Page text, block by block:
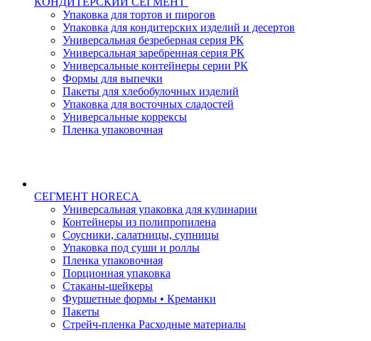
Упаковка для тортов и пирогов
Упаковка для кондитерских изделий и десертов
Универсальная безреберная серия РК
Универсальная заребренная серия РК
Универсальные контейнеры серии РК
Формы для выпечки
Пакеты для хлебобулочных изделий
Упаковка для восточных сладостей
Универсальные коррексы
Пленка упаковочная
СЕГМЕНТ HORECA
Универсальная упаковка для кулинарии
Контейнеры из полипропилена
Соусники, салатницы, супницы
Упаковка под суши и роллы
Пленка упаковочная
Порционная упаковка
Стаканы-шейкеры
Фуршетные формы • Креманки
Пакеты
Стрейч-пленка Расходные материалы